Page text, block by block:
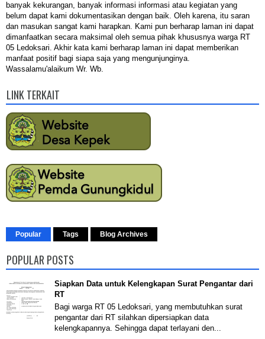
banyak kekurangan, banyak informasi informasi atau kegiatan yang
belum dapat kami dokumentasikan dengan baik. Oleh karena, itu saran
dan masukan sangat kami harapkan. Kami pun berharap laman ini dapat
dimanfaatkan secara maksimal oleh semua pihak khususnya warga RT
05 Ledoksari. Akhir kata kami berharap laman ini dapat memberikan
manfaat positif bagi siapa saja yang mengunjunginya.
Wassalamu'alaikum Wr. Wb.
LINK TERKAIT
Popular Tags Blog Archives
POPULAR POSTS
Siapkan Data untuk Kelengkapan Surat Pengantar dari
RT
Bagi warga RT 05 Ledoksari, yang membutuhkan surat
pengantar dari RT silahkan dipersiapkan data
kelengkapannya. Sehingga dapat terlayani den...